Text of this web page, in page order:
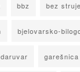
bbz bez struje
bjelovarsko-
daruvar garešnica